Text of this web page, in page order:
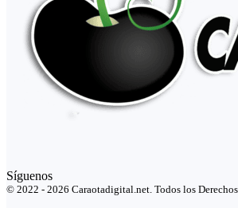
Síguenos
© 2022 - 2026 Caraotadigital.net. Todos los